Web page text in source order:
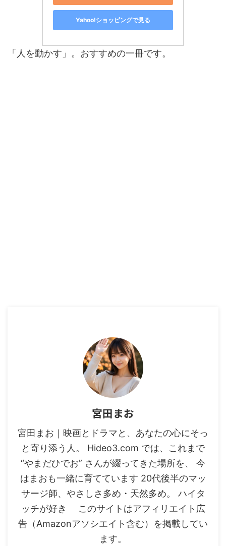
Yahoo!ショッピングで見る
「人を動かす」。おすすめの一冊です。
宮田まお
宮田まお｜映画とドラマと、あなたの心にそっ
と寄り添う人。 Hideo3.com では、これまで
“やまだひでお” さんが綴ってきた場所を、 今
はまおも一緒に育てています 20代後半のマッ
サージ師、やさしさ多め・天然多め。 ハイタ
ッチが好き このサイトはアフィリエイト広
告（Amazonアソシエイト含む）を掲載してい
ます。